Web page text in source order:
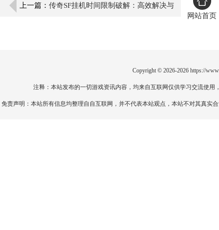
上一篇： 传奇SF挂机时间限制破解：高效解决与
网站首页
Copyright © 2026-2026 https://
注释：本站发布的一切游戏资讯内容，均来自互联网仅供学习交流使
免责声明：本站所有信息均整理自自互联网，并不代表本站观点，本站不对其真实